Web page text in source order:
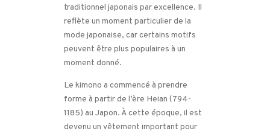
traditionnel japonais par excellence. Il
reflète un moment particulier de la
mode japonaise, car certains motifs
peuvent être plus populaires à un
moment donné.
Le kimono a commencé à prendre
forme à partir de l’ère Heian (794-
1185) au Japon. À cette époque, il est
devenu un vêtement important pour